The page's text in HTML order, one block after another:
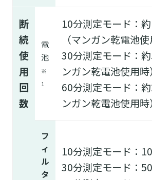
断
続
使
用
回
数
電
池
※
1
10分測定モード：
（マンガン乾電池使
30分測定モード：
ンガン乾電池使用時）
60分測定モード：
ンガン乾電池使用時）
フ
ィ
ル
タ
10分測定モード：
30分測定モード：